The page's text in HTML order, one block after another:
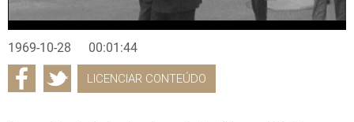
1969-10-28 00:01:44
LICENCIAR CONTEÚDO